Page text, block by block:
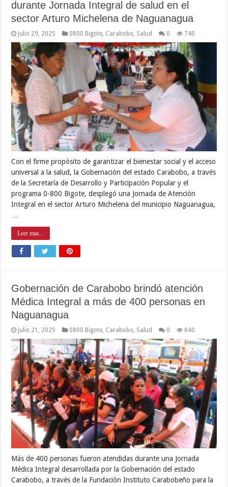
durante Jornada Integral de salud en el
sector Arturo Michelena de Naguanagua
julio 29, 2025 0800 Bigote Carabobo Salud 0 740
Con el firme propósito de garantizar el bienestar social y el acceso
universal a la salud, la Gobernación del estado Carabobo, a través
de la Secretaría de Desarrollo y Participación Popular y el
programa 0-800 Bigote, desplegó una Jornada de Atención
Integral en el sector Arturo Michelena del municipio Naguanagua,
…
Leer mas...
Gobernación de Carabobo brindó atención
Médica Integral a más de 400 personas en
Naguanagua
julio 21, 2025 0800 Bigote, Carabobo, Salud 0 840
Más de 400 personas fueron atendidas durante una Jornada
Médica Integral desarrollada por la Gobernación del estado
Carabobo, a través de la Fundación Instituto Carabobeño para la